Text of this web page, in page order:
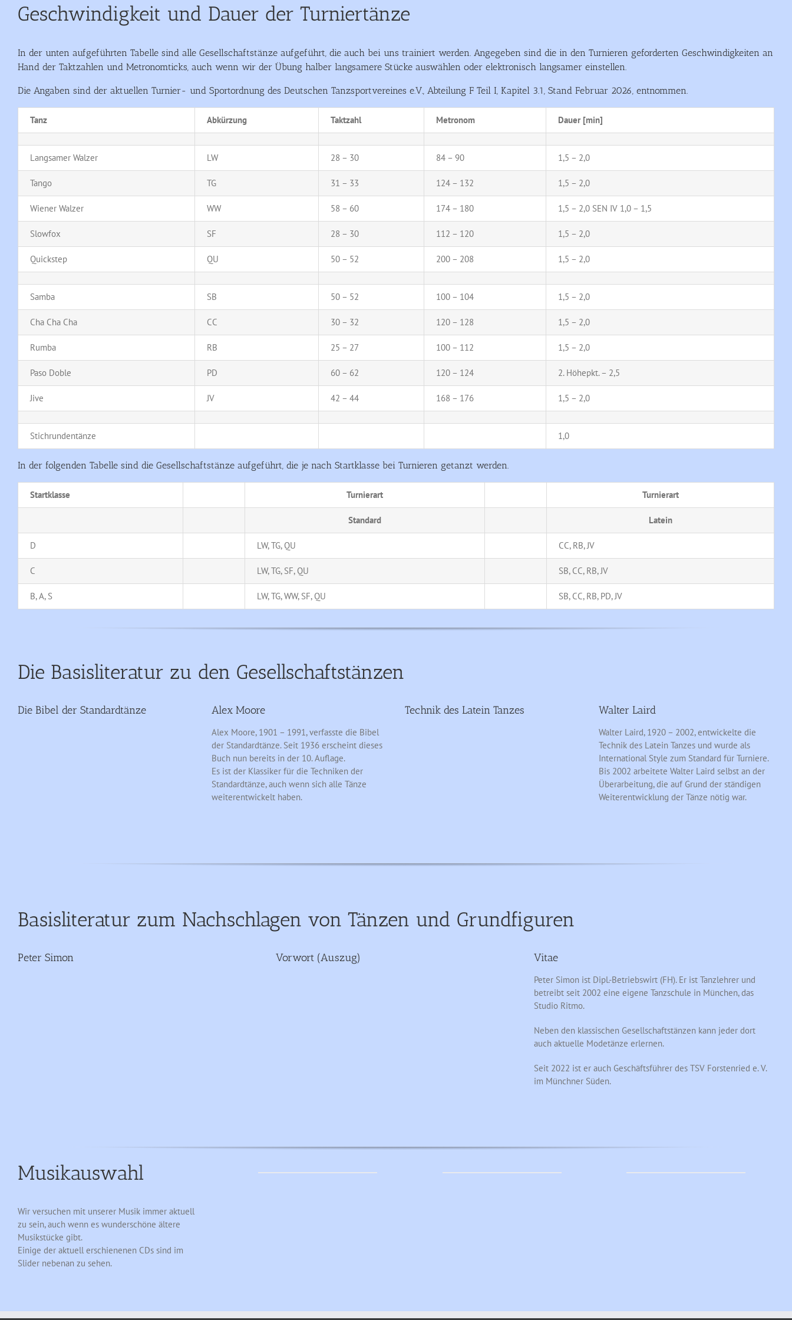
Geschwindigkeit und Dauer der Turniertänze
In der unten aufgeführten Tabelle sind alle Gesellschaftstänze aufgeführt, die auch bei uns trainiert werden. Angegeben sind die in den Turnieren geforderten Geschwindigkeiten an
Hand der Taktzahlen und Metronomticks, auch wenn wir der Übung halber langsamere Stücke auswählen oder elektronisch langsamer einstellen.
Die Angaben sind der aktuellen Turnier- und Sportordnung des Deutschen Tanzsportvereines e.V., Abteilung F Teil I, Kapitel 3.1, Stand Februar 2026, entnommen.
Tanz Abkürzung Taktzahl Metronom Dauer [min]
Langsamer Walzer LW 28 – 30 84 – 90 1,5 – 2,0
Tango TG 31 – 33 124 – 132 1,5 – 2,0
Wiener Walzer WW 58 – 60 174 – 180 1,5 – 2,0 SEN IV 1,0 – 1,5
Slowfox SF 28 – 30 112 – 120 1,5 – 2,0
Quickstep QU 50 – 52 200 – 208 1,5 – 2,0
Samba SB 50 – 52 100 – 104 1,5 – 2,0
Cha Cha Cha CC 30 – 32 120 – 128 1,5 – 2,0
Rumba RB 25 – 27 100 – 112 1,5 – 2,0
Paso Doble PD 60 – 62 120 – 124 2. Höhepkt. – 2,5
Jive JV 42 – 44 168 – 176 1,5 – 2,0
Stichrundentänze 1,0
In der folgenden Tabelle sind die Gesellschaftstänze aufgeführt, die je nach Startklasse bei Turnieren getanzt werden.
Startklasse Turnierart Turnierart
Standard Latein
D LW, TG, QU CC, RB, JV
C LW, TG, SF, QU SB, CC, RB, JV
B, A, S LW, TG, WW, SF, QU SB, CC, RB, PD, JV
Die Basisliteratur zu den Gesellschaftstänzen
Die Bibel der Standardtänze Alex Moore
Alex Moore, 1901 – 1991, verfasste die Bibel
der Standardtänze. Seit 1936 erscheint dieses
Buch nun bereits in der 10. Auflage.
Es ist der Klassiker für die Techniken der
Standardtänze, auch wenn sich alle Tänze
weiterentwickelt haben.
Technik des Latein Tanzes Walter Laird
Walter Laird, 1920 – 2002, entwickelte die
Technik des Latein Tanzes und wurde als
International Style zum Standard für Turniere.
Bis 2002 arbeitete Walter Laird selbst an der
Überarbeitung, die auf Grund der ständigen
Weiterentwicklung der Tänze nötig war.
Basisliteratur zum Nachschlagen von Tänzen und Grundfiguren
Peter Simon Vorwort (Auszug) Vitae
Peter Simon ist Dipl.-Betriebswirt (FH). Er ist Tanzlehrer und
betreibt seit 2002 eine eigene Tanzschule in München, das
Studio Ritmo.
Neben den klassischen Gesellschaftstänzen kann jeder dort
auch aktuelle Modetänze erlernen.
Seit 2022 ist er auch Geschäftsführer des TSV Forstenried e. V.
im Münchner Süden.
Musikauswahl
Wir versuchen mit unserer Musik immer aktuell
zu sein, auch wenn es wunderschöne ältere
Musikstücke gibt.
Einige der aktuell erschienenen CDs sind im
Slider nebenan zu sehen.